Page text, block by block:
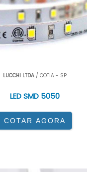
LUCCHI LTDA / COTIA - SP
LED SMD 5050
COTAR AGORA